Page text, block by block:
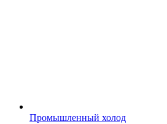
Промышленный холод